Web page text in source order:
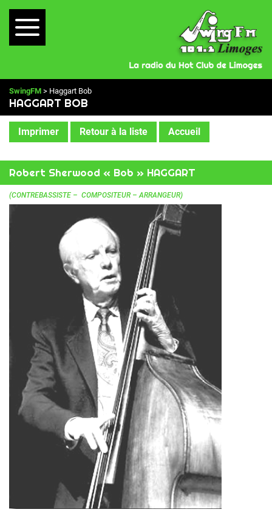
SwingFM > Haggart Bob
HAGGART BOB
Imprimer Retour à la liste Accueil
Robert Sherwood « Bob » HAGGART
(CONTREBASSISTE – COMPOSITEUR – ARRANGEUR)